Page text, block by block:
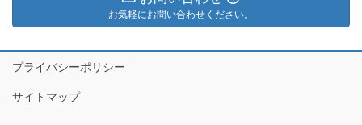
お気軽にお問い合わせください。
プライバシーポリシー
サイトマップ